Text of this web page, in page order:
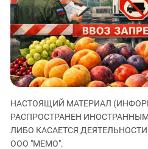
Дагестан
Ингушетия
Кабардино-Балкария
Калмыкия
Карачаево-Черкесия
Краснодарский край
Российская Федерация
НАСТОЯЩИЙ МАТЕРИАЛ
РАСПРОСТРАНЕН
ЛИБО КАСАЕТСЯ
ООО "МЕМО".